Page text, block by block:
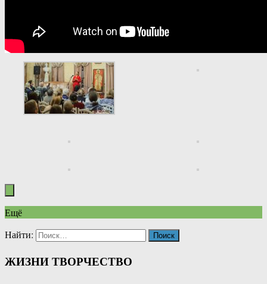
Ещё
Найти:
ЖИЗНИ ТВОРЧЕСТВО